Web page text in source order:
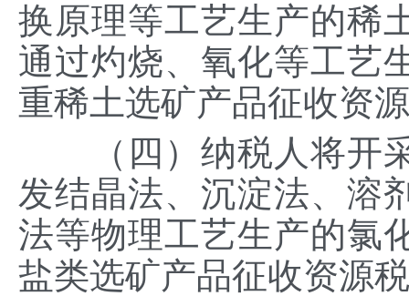
换原理等工艺生产的稀
通过灼烧、氧化等工艺
重稀土选矿产品征收资
（四）纳税人将开采
发结晶法、沉淀法、溶
法等物理工艺生产的氯
盐类选矿产品征收资源